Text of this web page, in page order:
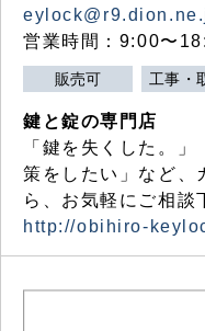
営業時間：9:00〜
販売可 工事・
鍵と錠の専門店
「鍵を失くした。
策をしたい」など、
ら、お気軽にご相談
http://obihiro-